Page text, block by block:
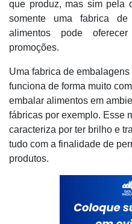
que produz, mas sim pela
somente uma fabrica de
alimentos pode
promoções.
Uma fabrica de
funciona de forma muito
embalar alimentos em
fábricas por exemplo. Esse
caracteriza por ter brilho e
tudo com a finalidade de
produtos.